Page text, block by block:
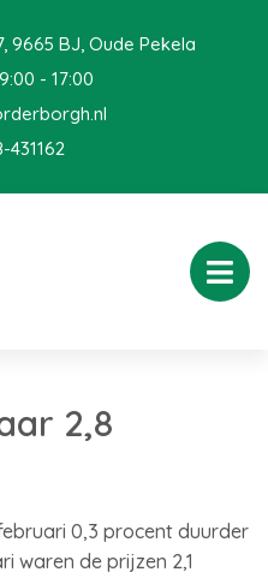
9665 BJ, Oude Pekela
- 17:00
431162
2,8
0,3 procent duurder
waren de prijzen 2,1